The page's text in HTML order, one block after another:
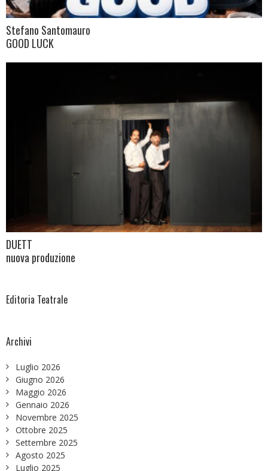
Stefano Santomauro
GOOD LUCK
DUETT
nuova produzione
Editoria Teatrale
Archivi
Luglio 2026
Giugno 2026
Maggio 2026
Gennaio 2026
Novembre 2025
Ottobre 2025
Settembre 2025
Agosto 2025
Luglio 2025